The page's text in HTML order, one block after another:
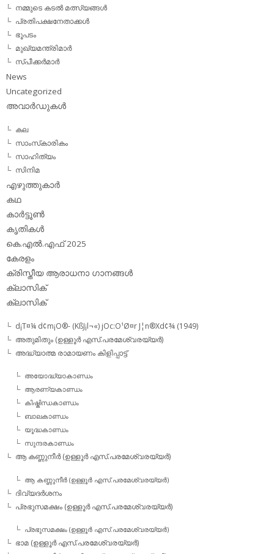
നമ്മുടെ കടല്‍ മത്സ്യങ്ങള്‍
പ്രതിപക്ഷനേതാക്കള്‍
ഭൂപടം
മുഖ്യമന്ത്രിമാര്‍
സ്പീക്കര്‍മാര്‍
News
Uncategorized
അവാര്‍ഡുകള്‍
കല
സാംസ്‌കാരികം
സാഹിത്യം
സിനിമ
എഴുത്തുകാര്‍
കഥ
കാര്‍ട്ടൂണ്‍
കൃതികള്‍
കെ.എല്‍.എഫ് 2025
കേരളം
ക്രിസ്തീയ ആരാധനാ ഗാനങ്ങള്‍
ക്ലാസിക്‌
ക്ലാസിക്
d¡T¤¼ d¢m¡O®- (KßJ¡l¬«) jOc:O¹Ø¤r J¦n®Xd¢¾ (1949)
അതുമിതും (ഉള്ളൂര്‍ എസ്.പരമേശ്വരയ്യര്‍)
അദ്ധ്യാത്മ രാമായണം കിളിപ്പാട്ട്‌
അയോദ്ധ്യാകാണ്ഡം
ആരണ്യകാണ്ഡം
കിഷ്കിന്ധകാണ്ഡം
ബാലകാണ്ഡം
യൂദ്ധകാണ്ഡം
സുന്ദരകാണ്ഡം
ആ കണ്ണുനീര്‍ (ഉള്ളൂര്‍ എസ്.പരമേശ്വരയ്യര്‍)
ആ കണ്ണുനീര്‍ (ഉള്ളൂര്‍ എസ്.പരമേശ്വരയ്യര്‍)
ദിവ്യദര്‍ശനം
പ്രഭുസമക്ഷം (ഉള്ളൂര്‍ എസ്.പരമേശ്വരയ്യര്‍)
പ്രഭുസമക്ഷം (ഉള്ളൂര്‍ എസ്.പരമേശ്വരയ്യര്‍)
ഭാമ (ഉള്ളൂര്‍ എസ്.പരമേശ്വരയ്യര്‍)